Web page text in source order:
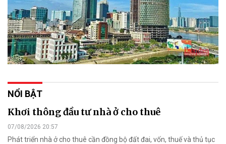
NỔI BẬT
Khơi thông đầu tư nhà ở cho thuê
07/08/2026 20:57
Phát triển nhà ở cho thuê cần đồng bộ đất đai, vốn, thuế và thủ tục